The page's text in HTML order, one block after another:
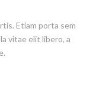
Etiam porta sem
vitae elit libero, a